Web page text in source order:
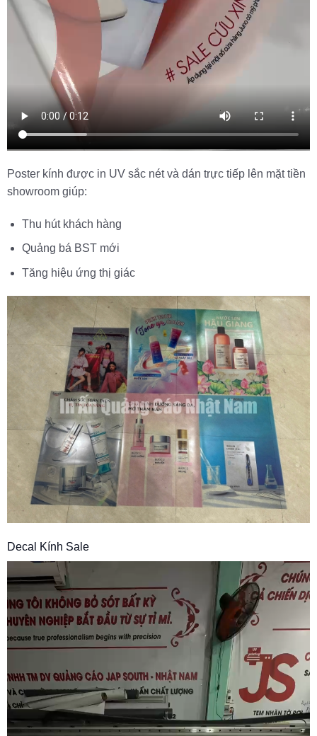
Poster kính được in UV sắc nét và dán trực tiếp lên mặt tiền
showroom giúp:
Thu hút khách hàng
Quảng bá BST mới
Tăng hiệu ứng thị giác
Decal Kính Sale